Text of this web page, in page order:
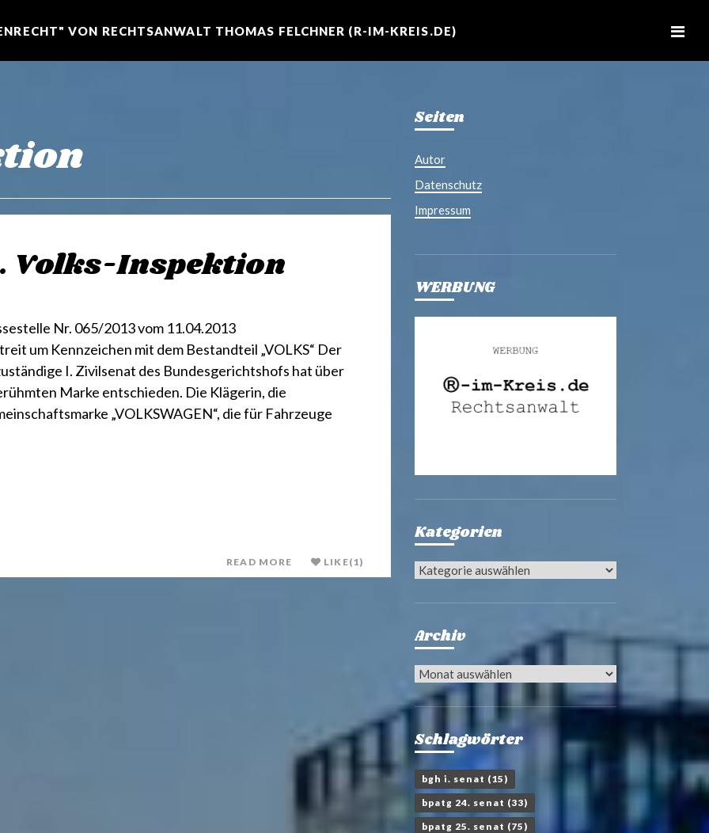
VON RECHTSANWALT THOMAS FELCHNER (R-IM-KREIS.DE)
Volks-Inspektion
Nr. 065/2013 vom 11.04.2013
um Kennzeichen mit dem Bestandteil „VOLKS“ Der
I. Zivilsenat des Bundesgerichtshofs hat über
Marke entschieden. Die Klägerin, die
„VOLKSWAGEN“, die für Fahrzeuge
READ MORE LIKE(1)
Seiten
Autor
Datenschutz
Impressum
WERBUNG
Kategorien
Kategorien
Archiv
Archiv
Schlagwörter
bgh i. senat (15)
bpatg 24. senat (33)
bpatg 25. senat (75)